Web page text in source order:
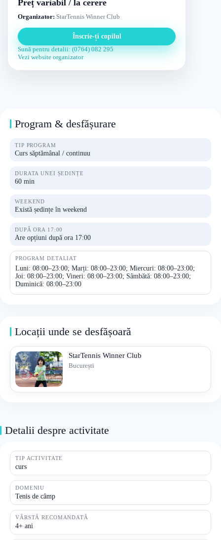
Preț variabil / la cerere
Organizator: StarTennis Winner Club
Înscrie-ți copilul
Sună pentru detalii: (0764) 082 295
Vezi website organizator
Program & desfășurare
TIP PROGRAM
Curs săptămânal / continuu
DURATA UNEI ȘEDINȚE
60 min
WEEKEND
Există ședințe în weekend
DUPĂ ORA 17:00
Are opțiuni după ora 17:00
PROGRAM DETALIAT
Luni: 08:00–23:00; Marți: 08:00–23:00; Miercuri: 08:00–23:00;
Joi: 08:00–23:00; Vineri: 08:00–23:00; Sâmbătă: 08:00–23:00;
Duminică: 08:00–23:00
Locații unde se desfășoară
StarTennis Winner Club
București
Detalii despre activitate
TIP ACTIVITATE
curs
DOMENIU
Tenis de câmp
VÂRSTĂ RECOMANDATĂ
4+ ani